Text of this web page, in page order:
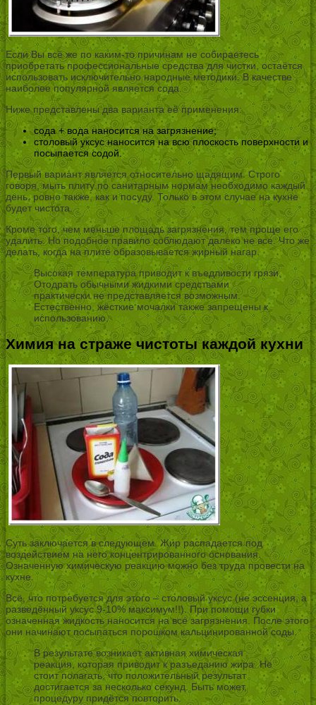
Если Вы всё же по каким-то причинам не собираетесь
приобретать профессиональные средства для чистки, остаётся
использовать исключительно народные методики. В качестве
наиболее популярной является сода.
Ниже представлены два варианта её применения:
сода + вода наносится на загрязнение;
столовый уксус наносится на всю плоскость поверхности и
посыпается содой.
Первый вариант является относительно щадящим. Строго
говоря, мыть плиту по санитарным нормам необходимо каждый
день, ровно также, как и посуду. Только в этом случае на кухне
будет чистота.
Кроме того, чем меньше площадь загрязнения, тем проще его
удалить. Но подобное правило соблюдают далеко не все. Что же
делать, когда на плите образовывается жирный нагар.
Высокая температура приводит к въедливости грязи.
Отодрать обычными жидкими средствами
практически не представляется возможным.
Естественно, жёсткие мочалки также запрещены к
использованию.
Химия на страже чистоты каждой кухни
Суть заключается в следующем. Жир распадается под
воздействием на него концентрированного основания.
Означенную химическую реакцию можно без труда провести на
кухне.
Всё, что потребуется для этого – столовый уксус (не эссенция, а
разведённый уксус 9-10% максимум!!). При помощи губки
означенная жидкость наносится на все загрязнения. После этого
они начинают посыпаться порошком кальцинированной соды.
В результате возникает активная химическая
реакция, которая приводит к разъеданию жира. Не
стоит полагать, что положительный результат
достигается за несколько секунд. Быть может,
процедуру придётся повторить.